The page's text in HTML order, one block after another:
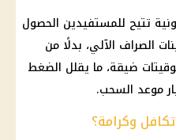
تتيح للمستفيدين الحصول
الصراف الآلي، بدلًا من
ضيقة، ما يقلل الضغط
موعد السحب.
وكرامة؟